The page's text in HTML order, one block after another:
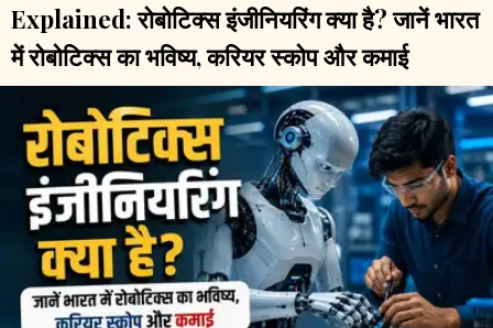
Explained: रोबोटिक्स इंजीनियरिंग क्या है? जानें भारत
में रोबोटिक्स का भविष्य, करियर स्कोप और कमाई